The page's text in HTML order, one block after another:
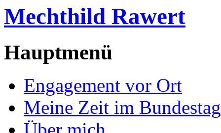
Mechthild Rawert
Hauptmenü
Engagement vor Ort
Meine Zeit im Bundestag